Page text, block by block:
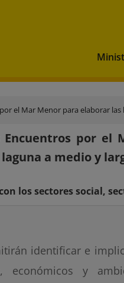
el Mar Menor para elaborar
Encuentros por
a medio y
los sectores social,
identificar e
económicos y